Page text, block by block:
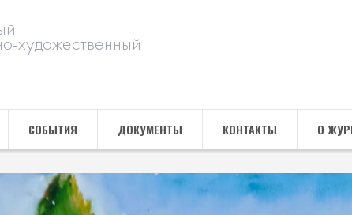
художественный
СОБЫТИЯ ДОКУМЕНТЫ КОНТАКТЫ О